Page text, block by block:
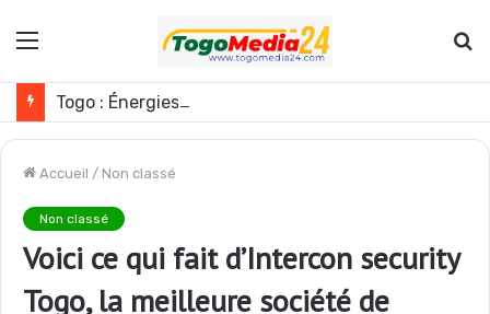
Menu
Accueil / Non classé
Non classé
Voici ce qui fait d’Intercon security
Togo, la meilleure société de